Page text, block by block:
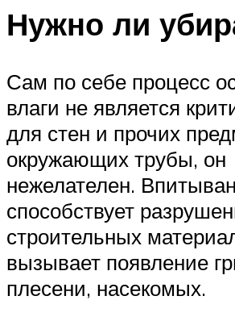
Нужно ли
Сам по себе процесс
влаги не является
для стен и прочих
окружающих трубы, он
нежелателен.
способствует
строительных
вызывает появление
плесени, насекомых.